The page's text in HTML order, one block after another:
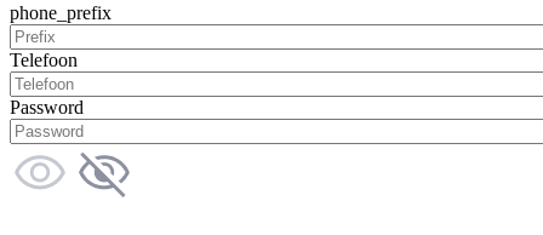
phone_prefix
Telefoon
Password